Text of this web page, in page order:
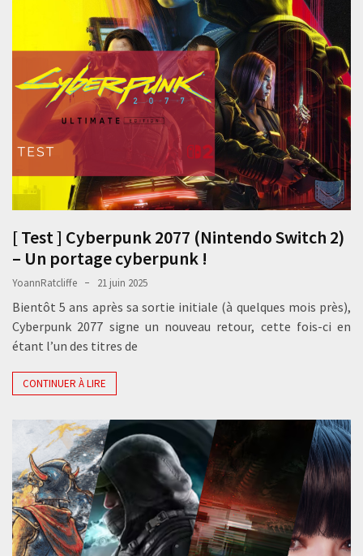
[ Test ] Cyberpunk 2077 (Nintendo Switch 2)
– Un portage cyberpunk !
YoannRatcliffe 21 juin 2025
Bientôt 5 ans après sa sortie initiale (à quelques mois près),
Cyberpunk 2077 signe un nouveau retour, cette fois-ci en
étant l’un des titres de
CONTINUER À LIRE